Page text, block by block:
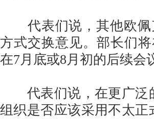
代表们说，其他欧佩
方式交换意见。部长们
在7月底或8月初的后续
代表们说，在更广泛
组织是否应该采用不太